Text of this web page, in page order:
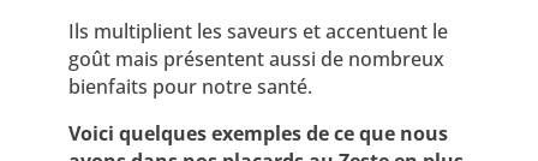
Ils multiplient les saveurs et accentuent le
goût mais présentent aussi de nombreux
bienfaits pour notre santé.
Voici quelques exemples de ce que nous